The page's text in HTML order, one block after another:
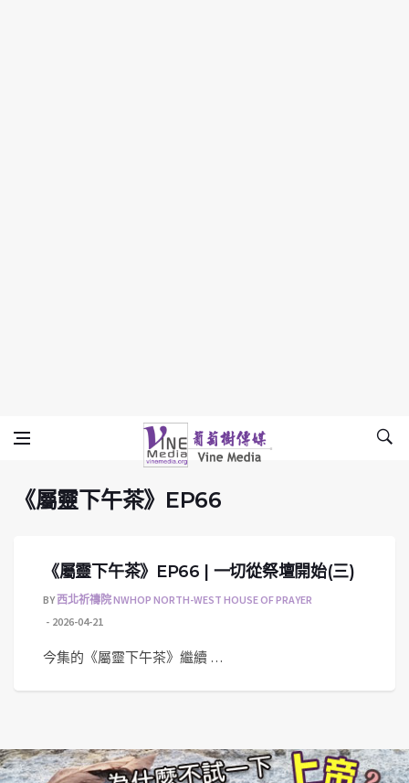
《屬靈下午茶》EP66
Vine Media
葡萄樹傳媒
《屬靈下午茶》EP66
《屬靈下午茶》EP66 | 一切從祭壇開始(三)
BY西北祈禱院 NWHOP NORTH-WEST HOUSE OF PRAYER
2026-04-21
今集的《屬靈下午茶》繼續 …